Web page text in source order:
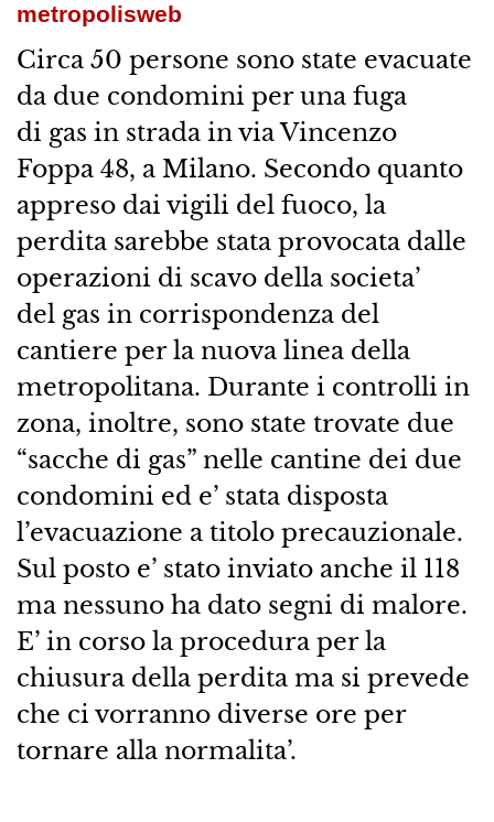
metropolisweb
Circa 50 persone sono state evacuate
da due condomini per una fuga
di gas in strada in via Vincenzo
Foppa 48, a Milano. Secondo quanto
appreso dai vigili del fuoco, la
perdita sarebbe stata provocata dalle
operazioni di scavo della societa’
del gas in corrispondenza del
cantiere per la nuova linea della
metropolitana. Durante i controlli in
zona, inoltre, sono state trovate due
“sacche di gas” nelle cantine dei due
condomini ed e’ stata disposta
l’evacuazione a titolo precauzionale.
Sul posto e’ stato inviato anche il 118
ma nessuno ha dato segni di malore.
E’ in corso la procedura per la
chiusura della perdita ma si prevede
che ci vorranno diverse ore per
tornare alla normalita’.